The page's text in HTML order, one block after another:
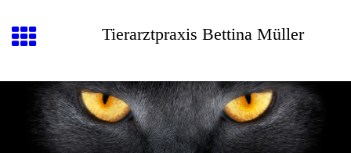
Tierarztpraxis Bettina Müller